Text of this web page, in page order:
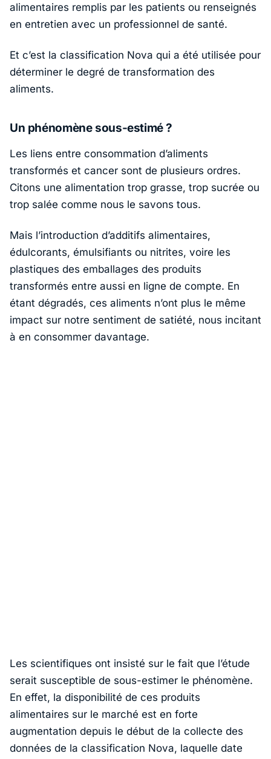
alimentaires remplis par les patients ou renseignés
en entretien avec un professionnel de santé.
Et c’est la classification Nova qui a été utilisée pour
déterminer le degré de transformation des
aliments.
Un phénomène sous-estimé ?
Les liens entre consommation d’aliments
transformés et cancer sont de plusieurs ordres.
Citons une alimentation trop grasse, trop sucrée ou
trop salée comme nous le savons tous.
Mais l’introduction d’additifs alimentaires,
édulcorants, émulsifiants ou nitrites, voire les
plastiques des emballages des produits
transformés entre aussi en ligne de compte. En
étant dégradés, ces aliments n’ont plus le même
impact sur notre sentiment de satiété, nous incitant
à en consommer davantage.
Les scientifiques ont insisté sur le fait que l’étude
serait susceptible de sous-estimer le phénomène.
En effet, la disponibilité de ces produits
alimentaires sur le marché est en forte
augmentation depuis le début de la collecte des
données de la classification Nova, laquelle date